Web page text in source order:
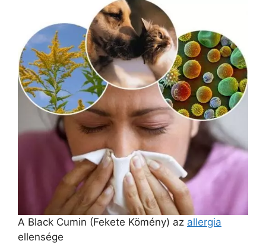
A Black Cumin (Fekete Kömény) az allergia
ellensége